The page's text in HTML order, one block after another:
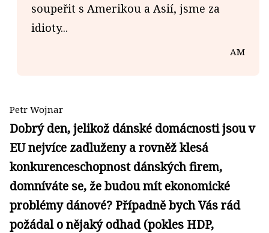
soupeřit s Amerikou a Asií, jsme za
idioty...
AM
Petr Wojnar
Dobrý den, jelikož dánské domácnosti jsou v
EU nejvíce zadluženy a rovněž klesá
konkurenceschopnost dánských firem,
domníváte se, že budou mít ekonomické
problémy dánové? Případně bych Vás rád
požádal o nějaký odhad (pokles HDP,